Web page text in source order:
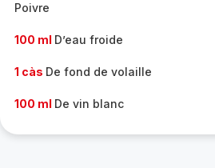
Poivre
100 ml D’eau froide
1 càs De fond de volaille
100 ml De vin blanc